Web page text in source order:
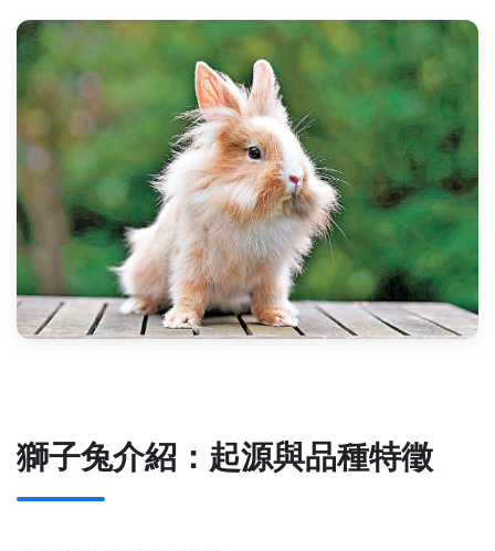
獅子兔介紹：起源與品種特徵